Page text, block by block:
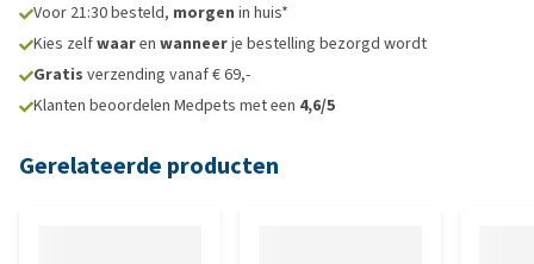
Voor 21:30 besteld, morgen in huis*
Kies zelfwaaren wanneerje bestelling bezorgd wordt
Gratis verzending vanaf € 69,-
Klanten beoordelen Medpets met een 4,6/5
Gerelateerde producten